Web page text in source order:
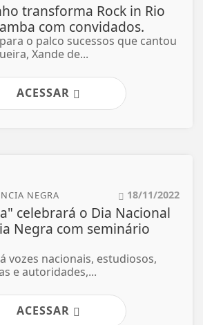
transforma Rock in Rio
com convidados.
o palco sucessos que cantou
Xande de...
ACESSAR
NEGRA 18/11/2022
celebrará o Dia Nacional
Negra com seminário
vozes nacionais, estudiosos,
e autoridades,...
ACESSAR